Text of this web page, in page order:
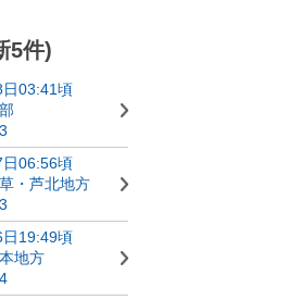
5件)
03:41頃
06:56頃
・芦北地方
19:49頃
地方